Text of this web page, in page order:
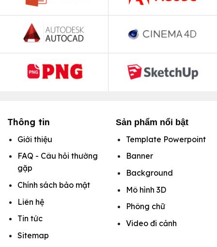
Thông tin
Giới thiệu
FAQ - Câu hỏi thường
gặp
Chính sách bảo mật
Liên hệ
Tin tức
Sitemap
Sản phẩm nổi bật
Template Powerpoint
Banner
Background
Mô hình 3D
Phông chữ
Video đi cảnh